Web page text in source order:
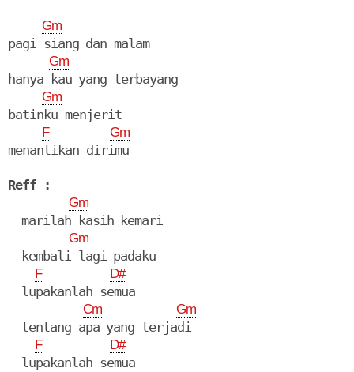
Gm
pagi siang dan malam
Gm
hanya kau yang terbayang
Gm
batinku menjerit
F Gm
menantikan dirimu
Reff :
Gm
  marilah kasih kemari
Gm
  kembali lagi padaku
F D#
  lupakanlah semua
Cm Gm
  tentang apa yang terjadi
F D#
  lupakanlah semua